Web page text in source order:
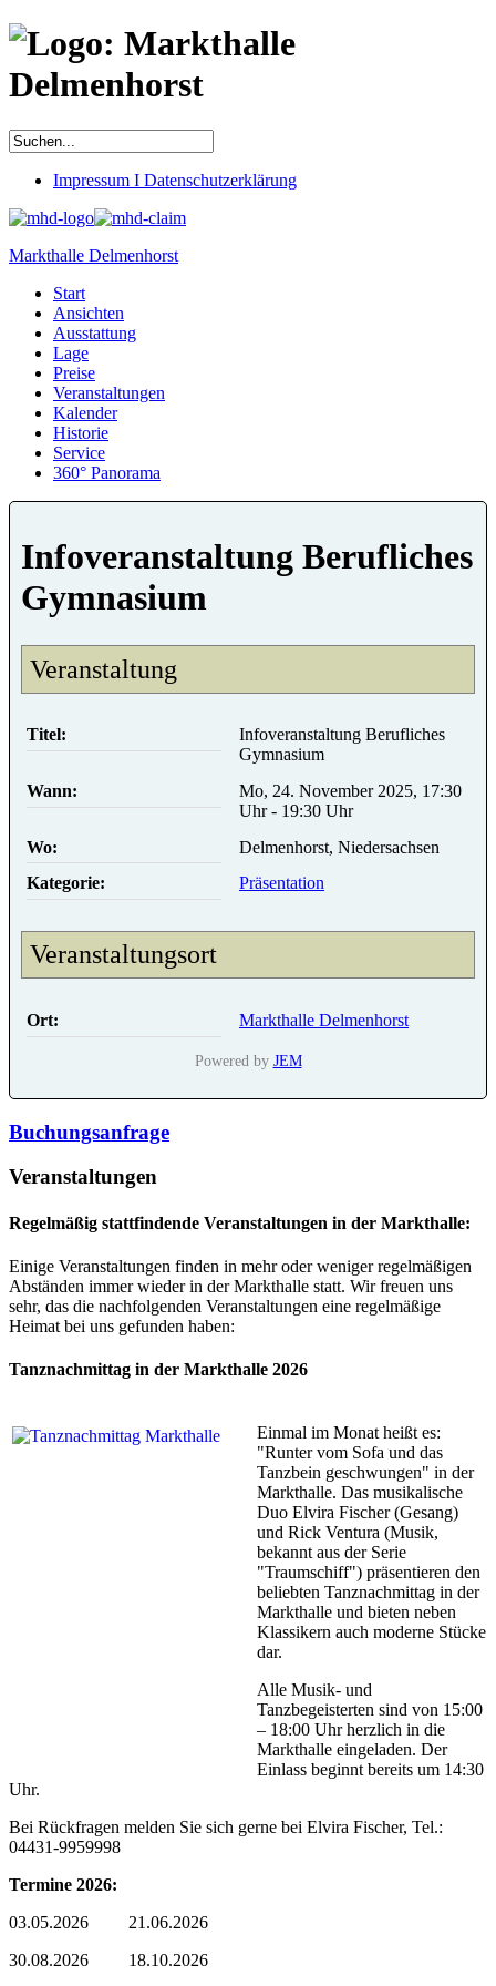
Impressum I Datenschutzerklärung
Markthalle Delmenhorst
Start
Ansichten
Ausstattung
Lage
Preise
Veranstaltungen
Kalender
Historie
Service
360° Panorama
Infoveranstaltung Berufliches
Gymnasium
Veranstaltung
Titel:
Infoveranstaltung Berufliches
Gymnasium
Wann:
Mo, 24. November 2025, 17:30
Uhr - 19:30 Uhr
Wo:
Delmenhorst, Niedersachsen
Kategorie:
Präsentation
Veranstaltungsort
Ort: Markthalle Delmenhorst
Powered by JEM
Buchungsanfrage
Veranstaltungen
Regelmäßig stattfindende Veranstaltungen in der Markthalle:
Einige Veranstaltungen finden in mehr oder weniger regelmäßigen
Abständen immer wieder in der Markthalle statt. Wir freuen uns
sehr, das die nachfolgenden Veranstaltungen eine regelmäßige
Heimat bei uns gefunden haben:
Tanznachmittag in der Markthalle 2026
Einmal im Monat heißt es:
"Runter vom Sofa und das
Tanzbein geschwungen" in der
Markthalle. Das musikalische
Duo Elvira Fischer (Gesang)
und Rick Ventura (Musik,
bekannt aus der Serie
"Traumschiff") präsentieren den
beliebten Tanznachmittag in der
Markthalle und bieten neben
Klassikern auch moderne Stücke
dar.
Alle Musik- und
Tanzbegeisterten sind von 15:00
– 18:00 Uhr herzlich in die
Markthalle eingeladen. Der
Einlass beginnt bereits um 14:30
Uhr.
Bei Rückfragen melden Sie sich gerne bei Elvira Fischer, Tel.:
04431-9959998
Termine 2026:
03.05.2026 21.06.2026
30.08.2026 18.10.2026